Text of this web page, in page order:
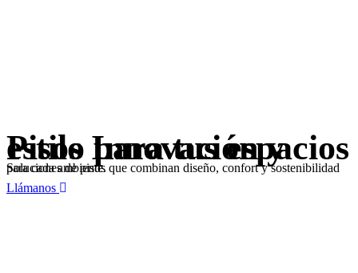
Pisos
Innovación y estilo para tus espacios
Soluciones de pisos que combinan diseño, confort y sostenibilidad para cada ambiente.
Llámanos